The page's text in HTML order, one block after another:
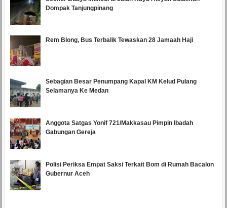
Dompak Tanjungpinang
Rem Blong, Bus Terbalik Tewaskan 28 Jamaah Haji
Sebagian Besar Penumpang Kapal KM Kelud Pulang
Selamanya Ke Medan
Anggota Satgas Yonif 721/Makkasau Pimpin Ibadah
Gabungan Gereja
Polisi Periksa Empat Saksi Terkait Bom di Rumah Bacalon
Gubernur Aceh